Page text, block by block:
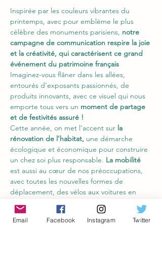
Inspirée par les couleurs vibrantes du
printemps, avec pour emblème le plus
célèbre des monuments parisiens, notre
campagne de communication respire la joie
et la créativité, qui caractérisent ce grand
événement du patrimoine français
Imaginez-vous flâner dans les allées,
entourés d’exposants passionnés, de
produits innovants, avec ce visuel qui nous
emporte tous vers un moment de partage
et de festivités assuré !
Cette année, on met l'accent sur la
rénovation de l’habitat, une démarche
écologique et économique pour construire
un chez soi plus responsable. La mobilité
est aussi au cœur de nos préoccupations,
avec toutes les nouvelles formes de
déplacement, des vélos aux voitures en
passant par les trottinettes et bien d’autres
surprises. Et bien sûr, on célèbre
l'artisanat,
ce mélange unique de traditions et
Email Facebook Instagram Twitter